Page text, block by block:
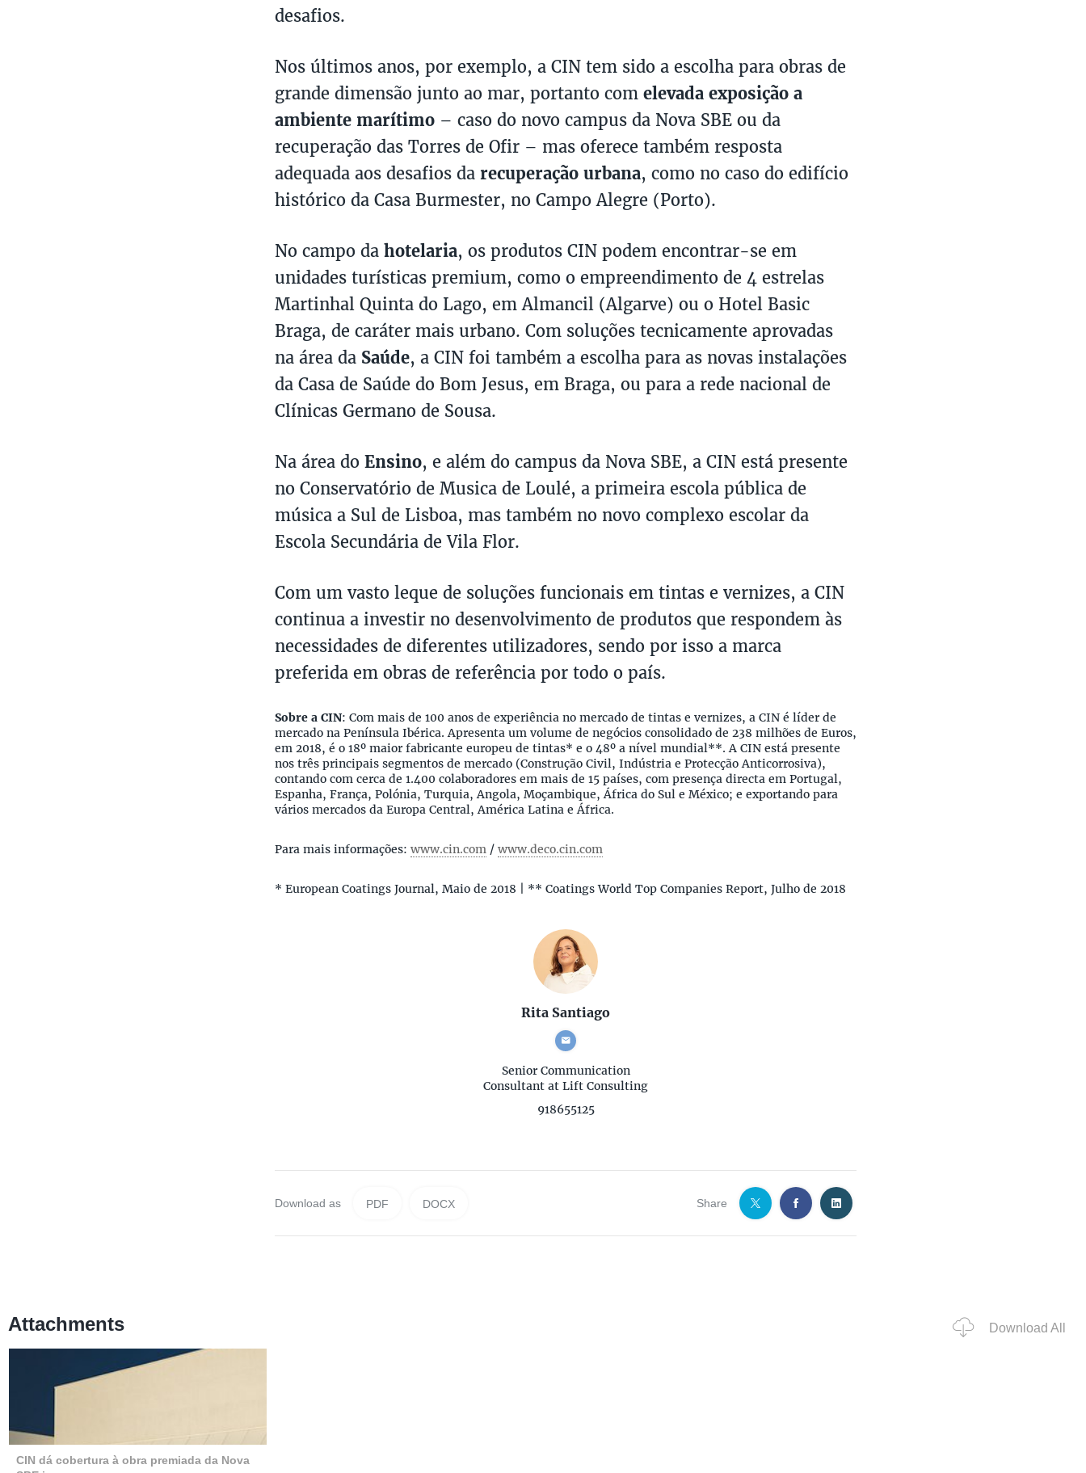
desafios.
Nos últimos anos, por exemplo, a CIN tem sido a escolha para obras de
grande dimensão junto ao mar, portanto com elevada exposição a
ambiente marítimo – caso do novo campus da Nova SBE ou da
recuperação das Torres de Ofir – mas oferece também resposta
adequada aos desafios da recuperação urbana, como no caso do edifício
histórico da Casa Burmester, no Campo Alegre (Porto).
No campo da hotelaria, os produtos CIN podem encontrar-se em
unidades turísticas premium, como o empreendimento de 4 estrelas
Martinhal Quinta do Lago, em Almancil (Algarve) ou o Hotel Basic
Braga, de caráter mais urbano. Com soluções tecnicamente aprovadas
na área da Saúde, a CIN foi também a escolha para as novas instalações
da Casa de Saúde do Bom Jesus, em Braga, ou para a rede nacional de
Clínicas Germano de Sousa.
Na área do Ensino, e além do campus da Nova SBE, a CIN está presente
no Conservatório de Musica de Loulé, a primeira escola pública de
música a Sul de Lisboa, mas também no novo complexo escolar da
Escola Secundária de Vila Flor.
Com um vasto leque de soluções funcionais em tintas e vernizes, a CIN
continua a investir no desenvolvimento de produtos que respondem às
necessidades de diferentes utilizadores, sendo por isso a marca
preferida em obras de referência por todo o país.
Sobre a CIN: Com mais de 100 anos de experiência no mercado de tintas e vernizes, a CIN é líder de
mercado na Península Ibérica. Apresenta um volume de negócios consolidado de 238 milhões de Euros,
em 2018, é o 18º maior fabricante europeu de tintas* e o 48º a nível mundial**. A CIN está presente
nos três principais segmentos de mercado (Construção Civil, Indústria e Protecção Anticorrosiva),
contando com cerca de 1.400 colaboradores em mais de 15 países, com presença directa em Portugal,
Espanha, França, Polónia, Turquia, Angola, Moçambique, África do Sul e México; e exportando para
vários mercados da Europa Central, América Latina e África.
Para mais informações: www.cin.com / www.deco.cin.com
* European Coatings Journal, Maio de 2018 | ** Coatings World Top Companies Report, Julho de 2018
Rita Santiago
Senior Communication
Consultant at Lift Consulting
918655125
Download as PDF DOCX Share
Attachments Download All
CIN dá cobertura à obra premiada da Nova